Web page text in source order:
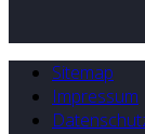
Sitemap
Impressum